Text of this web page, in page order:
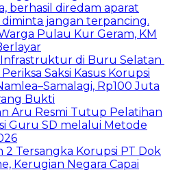
berhasil diredam aparat
diminta jangan terpancing.
Pulau Kur Geram, KM
di Buru Selatan
Saksi Kasus Korupsi
Rp100 Juta
Bukti
Aru Resmi Tutup Pelatihan
Guru SD melalui Metode
2 Tersangka Korupsi PT Dok
Kerugian Negara Capai